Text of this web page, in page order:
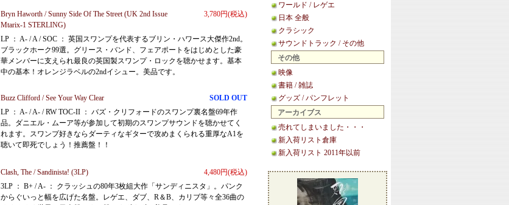
ワールド / レゲエ
日本 全般
クラシック
サウンドトラック / その他
その他
映像
書籍 / 雑誌
グッズ / パンフレット
アーカイブス
売れてしまいました・・・
新入荷リスト倉庫
新入荷リスト 2011年以前
3,780円(税込)
Bryn Haworth / Sunny Side Of The Street (UK 2nd Issue
Mtarix-1 STERLING)
LP ： A- / A / SOC ： 英国スワンプを代表するブリン・ハワース大傑作2nd。
ブラックホーク99選。グリース・バンド、フェアポートをはじめとした豪
華メンバーに支えられ最良の英国製スワンプ・ロックを聴かせます。基本
中の基本！オレンジラベルの2ndイシュー。美品です。
SOLD OUT
Buzz Clifford / See Your Way Clear
LP ： A- / A- / RW TOC-II ： バズ・クリフォードのスワンプ裏名盤69年作
品。ダニエル・ムーア等が参加して初期のスワンプサウンドを聴かせてく
れます。スワンプ好きならダーティなギターで攻めまくられる重厚なA1を
聴いて即死でしょう！推薦盤！！
4,480円(税込)
Clash, The / Sandinista! (3LP)
3LP ： B+ / A- ： クラッシュの80年3枚組大作「サンディニスタ」。パンク
からぐいっと幅を広げた名盤。レゲエ、ダブ、R＆B、カリブ等々全36曲の